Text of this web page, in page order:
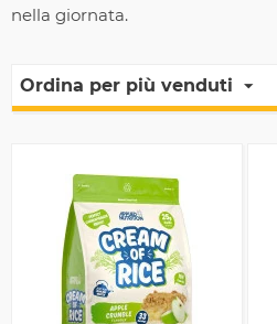
nella giornata.
Ordina per più venduti